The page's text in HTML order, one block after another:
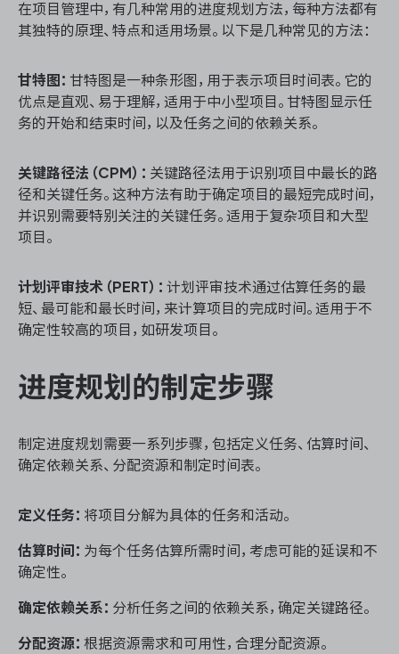
在项目管理中，有几种常用的进度规划方法，每种方法都有
其独特的原理、特点和适用场景。以下是几种常见的方法：
甘特图： 甘特图是一种条形图，用于表示项目时间表。它的
优点是直观、易于理解，适用于中小型项目。甘特图显示任
务的开始和结束时间，以及任务之间的依赖关系。
关键路径法（CPM）： 关键路径法用于识别项目中最长的路
径和关键任务。这种方法有助于确定项目的最短完成时间，
并识别需要特别关注的关键任务。适用于复杂项目和大型
项目。
计划评审技术（PERT）： 计划评审技术通过估算任务的最
短、最可能和最长时间，来计算项目的完成时间。适用于不
确定性较高的项目，如研发项目。
进度规划的制定步骤
制定进度规划需要一系列步骤，包括定义任务、估算时间、
确定依赖关系、分配资源和制定时间表。
定义任务： 将项目分解为具体的任务和活动。
估算时间： 为每个任务估算所需时间，考虑可能的延误和不
确定性。
确定依赖关系： 分析任务之间的依赖关系，确定关键路径。
分配资源： 根据资源需求和可用性，合理分配资源。